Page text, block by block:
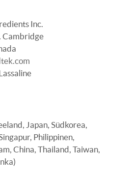
Inc.
Cambridge
Japan, Südkorea,
Philippinen,
China, Thailand, Taiwan,